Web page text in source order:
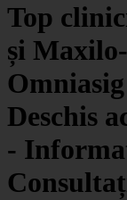
Top
și
Deschis
-